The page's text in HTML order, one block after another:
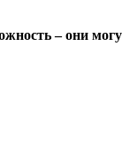
– они